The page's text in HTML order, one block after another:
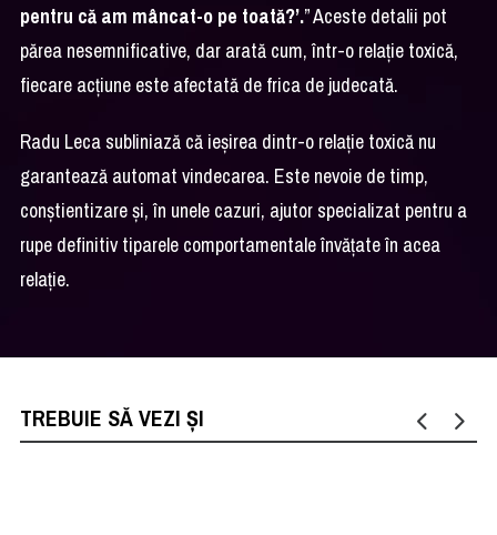
pentru că am mâncat-o pe toată?’.” Aceste detalii pot
părea nesemnificative, dar arată cum, într-o relație toxică,
fiecare acțiune este afectată de frica de judecată.
Radu Leca subliniază că ieșirea dintr-o relație toxică nu
garantează automat vindecarea. Este nevoie de timp,
conștientizare și, în unele cazuri, ajutor specializat pentru a
rupe definitiv tiparele comportamentale învățate în acea
relație.
TREBUIE SĂ VEZI ȘI